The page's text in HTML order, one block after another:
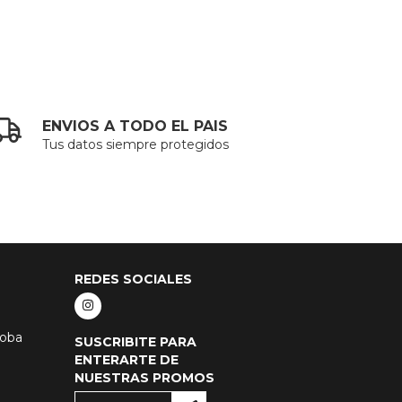
ENVIOS A TODO EL PAIS
Tus datos siempre protegidos
REDES SOCIALES
SUSCRIBITE PARA
ENTERARTE DE
NUESTRAS PROMOS